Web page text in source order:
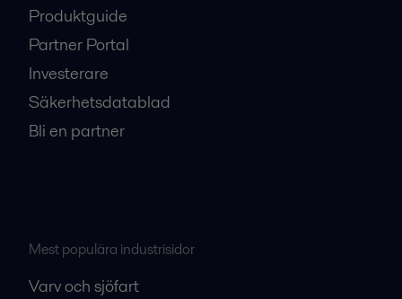
Produktguide
Partner Portal
Investerare
Säkerhetsdatablad
Bli en partner
Mest populära industrisidor
Varv och sjöfart